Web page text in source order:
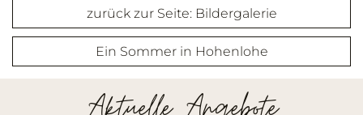
zurück zur Seite: Bildergalerie
Ein Sommer in Hohenlohe